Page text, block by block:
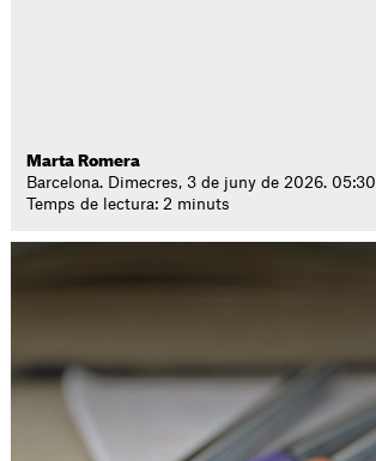
Marta Romera
Barcelona. Dimecres, 3 de juny de 2026. 05:30
Temps de lectura: 2 minuts